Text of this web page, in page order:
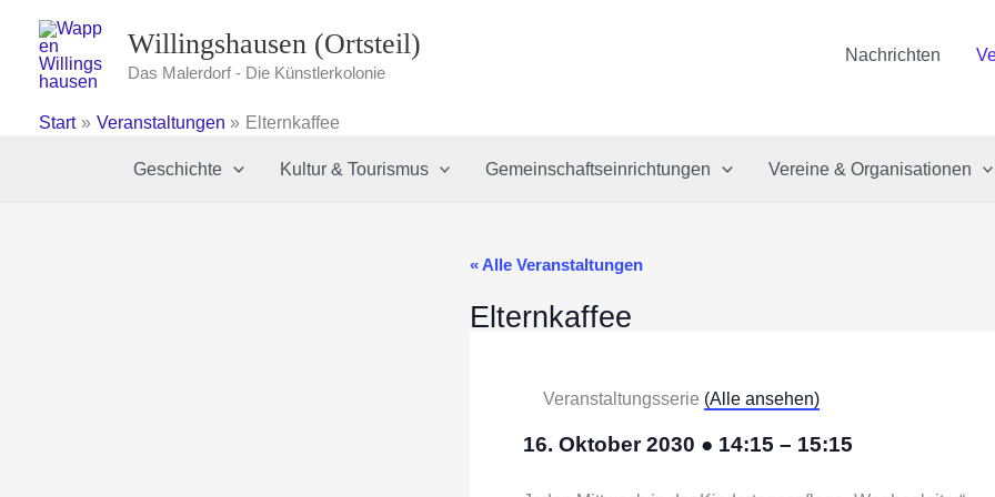
Inhalt
springen
Willingshausen (Ortsteil)
Das Malerdorf - Die Künstlerkolonie
Nachrichten
Start Veranstaltungen Elternkaffee
Geschichte Kultur & Tourismus Gemeinschaftseinrichtungen Vereine & Organisationen
« Alle Veranstaltungen
Elternkaffee
Veranstaltungsserie (Alle ansehen)
16. Oktober 2030 ● 14:15 – 15:15